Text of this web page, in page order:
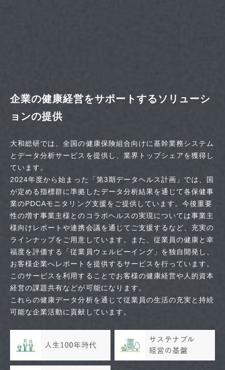
企業の健康経営をサポートするソリューシ
ョンの提供
大和総研では、全国の健康保険組合向けに基幹業務システム
とデータ分析サービスを提供し、業界トップシェアを獲得し
ています。
2024年度から始まった「第3期データヘルス計画」では、国
が定める指標群に準拠したデータ分析結果を通じて各保健事
業のPDCAモニタリング支援をご提供しています。今後重要
性の増す事業主様とのコラボヘルスの実現については事業主
様向けレポートや連携会議を通じてご支援するなど、充実の
ラインナップをご用意しています。また、従業員の健康と幸
福度を評価する「従業員ウェルビーイング」を独自開発し、
お客様企業へレポートを提供するサービスを行っています。
このサービスを利用することでお客様の健康経営や人的資本
経営の課題共有などが可能になります。
これらの健康データ分析を通じて従業員の生活の充実と持続
可能な企業活動に貢献しています。